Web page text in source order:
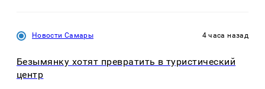
Новости Самары 4 часа назад
Безымянку хотят превратить в туристический
центр